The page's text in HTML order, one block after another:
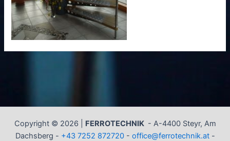
Copyright © 2026 | FERROTECHNIK - A-4400 Steyr, Am
Dachsberg - +43 7252 872720- office@ferrotechnik.at-